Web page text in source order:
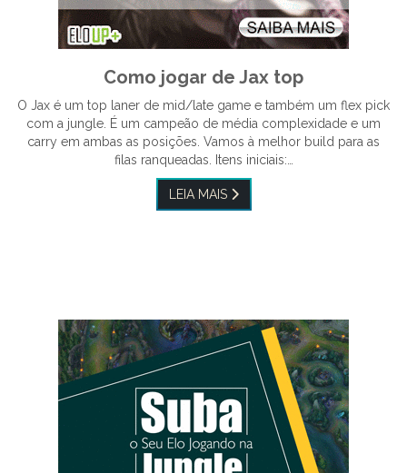
Como jogar de Jax top
O Jax é um top laner de mid/late game e também um flex pick
com a jungle. É um campeão de média complexidade e um
carry em ambas as posições. Vamos à melhor build para as
filas ranqueadas. Itens iniciais:…
LEIA MAIS